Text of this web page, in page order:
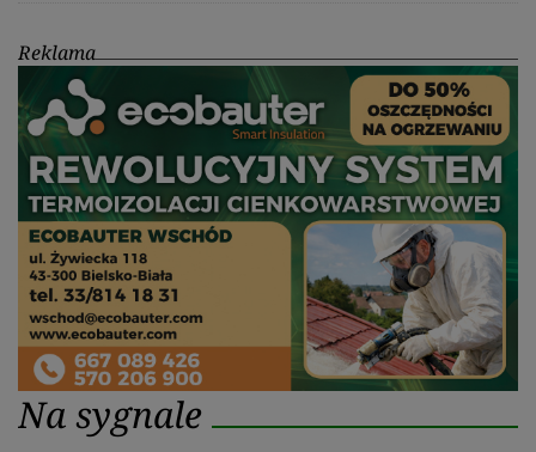
Reklama
Na sygnale